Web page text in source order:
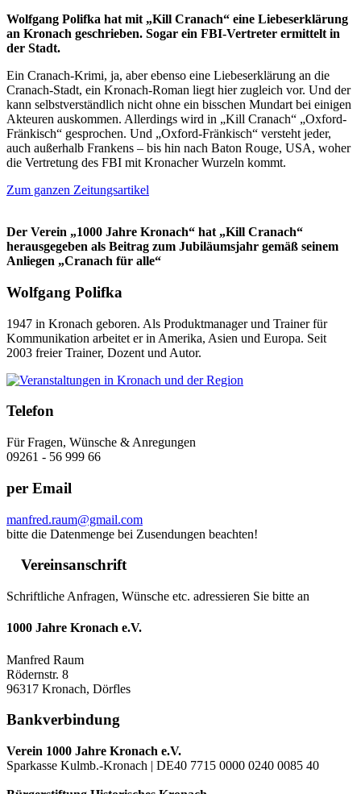
Wolfgang Polifka hat mit „Kill Cranach“ eine Liebeserklärung
an Kronach geschrieben. Sogar ein FBI-Vertreter ermittelt in
der Stadt.
Ein Cranach-Krimi, ja, aber ebenso eine Liebeserklärung an die
Cranach-Stadt, ein Kronach-Roman liegt hier zugleich vor. Und der
kann selbstverständlich nicht ohne ein bisschen Mundart bei einigen
Akteuren auskommen. Allerdings wird in „Kill Cranach“ „Oxford-
Fränkisch“ gesprochen. Und „Oxford-Fränkisch“ versteht jeder,
auch außerhalb Frankens – bis hin nach Baton Rouge, USA, woher
die Vertretung des FBI mit Kronacher Wurzeln kommt.
Zum ganzen Zeitungsartikel
Der Verein „1000 Jahre Kronach“ hat „Kill Cranach“
herausgegeben als Beitrag zum Jubiläumsjahr gemäß seinem
Anliegen „Cranach für alle“
Wolfgang Polifka
1947 in Kronach geboren. Als Produktmanager und Trainer für
Kommunikation arbeitet er in Amerika, Asien und Europa. Seit
2003 freier Trainer, Dozent und Autor.
Telefon
Für Fragen, Wünsche & Anregungen
09261 - 56 999 66
per Email
manfred.raum@gmail.com
bitte die Datenmenge bei Zusendungen beachten!
Vereinsanschrift
Schriftliche Anfragen, Wünsche etc. adressieren Sie bitte an
1000 Jahre Kronach e.V.
Manfred Raum
Rödernstr. 8
96317 Kronach, Dörfles
Bankverbindung
Verein 1000 Jahre Kronach e.V.
Sparkasse Kulmb.-Kronach | DE40 7715 0000 0240 0085 40